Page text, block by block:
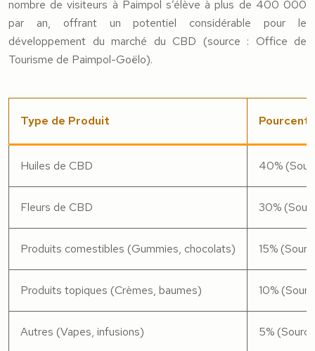
nombre de visiteurs à Paimpol s’élève à plus de 400 000
par an, offrant un potentiel considérable pour le
développement du marché du CBD (source : Office de
Tourisme de Paimpol-Goëlo).
Type de Produit
Huiles de CBD 40%
Fleurs de CBD 30%
Produits comestibles (Gummies, chocolats) 15%
Produits topiques (Crèmes, baumes) 10%
Autres (Vapes, infusions) 5%